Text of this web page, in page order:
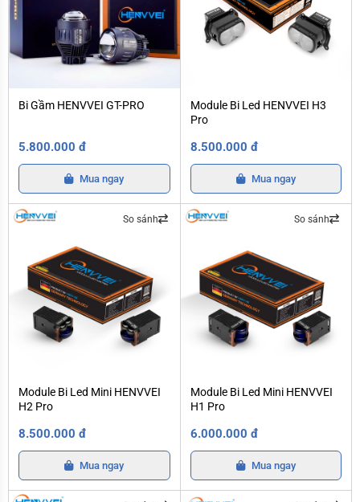
Bi Gầm HENVVEI GT-PRO
5.800.000 đ
Mua ngay
Module Bi Led HENVVEI H3
Pro
8.500.000 đ
Mua ngay
So sánh
Module Bi Led Mini HENVVEI
H2 Pro
8.500.000 đ
Mua ngay
So sánh
Module Bi Led Mini HENVVEI
H1 Pro
6.000.000 đ
Mua ngay